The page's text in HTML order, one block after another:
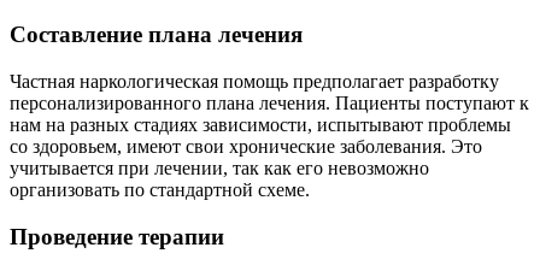
Составление плана лечения
Частная наркологическая помощь предполагает разработку
персонализированного плана лечения. Пациенты поступают к
нам на разных стадиях зависимости, испытывают проблемы
со здоровьем, имеют свои хронические заболевания. Это
учитывается при лечении, так как его невозможно
организовать по стандартной схеме.
Проведение терапии